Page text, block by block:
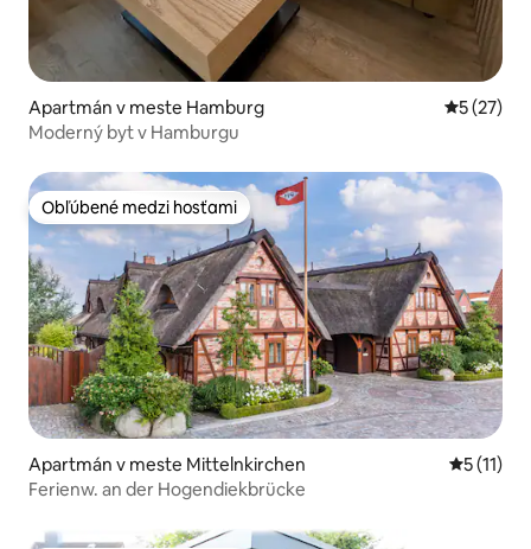
Apartmán v meste Hamburg
5 (27)
Moderný byt v Hamburgu
Obľúbené medzi hosťami
Obľúbené medzi hosťami
Apartmán v meste Mittelnkirchen
5 (11)
Ferienw. an der Hogendiekbrücke